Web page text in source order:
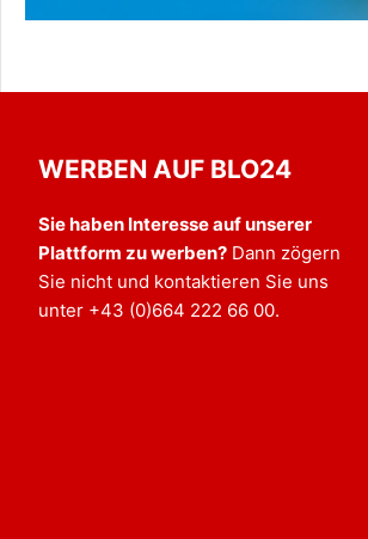
WERBEN AUF BLO24
Sie haben Interesse auf unserer
Plattform zu werben? Dann zögern
Sie nicht und kontaktieren Sie uns
unter +43 (0)664 222 66 00.